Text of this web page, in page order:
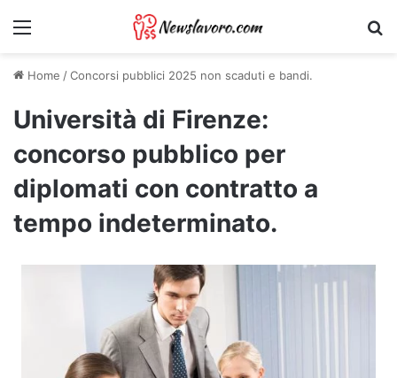
Menu
Home /Concorsi pubblici 2025 non scaduti e bandi.
Università di Firenze:
concorso pubblico per
diplomati con contratto a
tempo indeterminato.